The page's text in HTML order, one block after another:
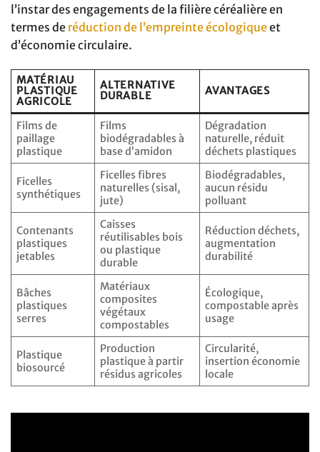
l’instar des engagements de la filière céréalière en
termes de réduction de l’empreinte écologiqueet
d’économie circulaire.
MATÉRIAU
PLASTIQUE
AGRICOLE
ALTERNATIVE
DURABLE
AVANTAGES
Films de
paillage
plastique
Films
biodégradables à
base d’amidon
Dégradation
naturelle, réduit
déchets plastiques
Ficelles
synthétiques
Ficelles fibres
naturelles (sisal,
jute)
Biodégradables,
aucun résidu
polluant
Contenants
plastiques
jetables
Caisses
réutilisables bois
ou plastique
durable
Réduction déchets,
augmentation
durabilité
Bâches
plastiques
serres
Matériaux
composites
végétaux
compostables
Écologique,
compostable après
usage
Plastique
biosourcé
Production
plastique à partir
résidus agricoles
Circularité,
insertion économie
locale